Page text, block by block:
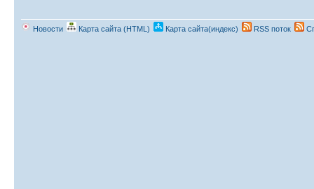
Новости Карта сайта (HTML) Карта сайта(индекс) RSS поток